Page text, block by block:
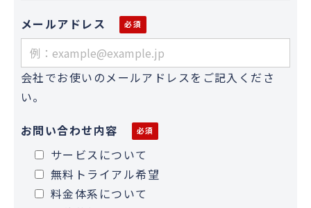
メールアドレス
会社でお使いのメールアドレスをご記入くださ
い。
お問い合わせ内容
サービスについて
無料トライアル希望
料金体系について